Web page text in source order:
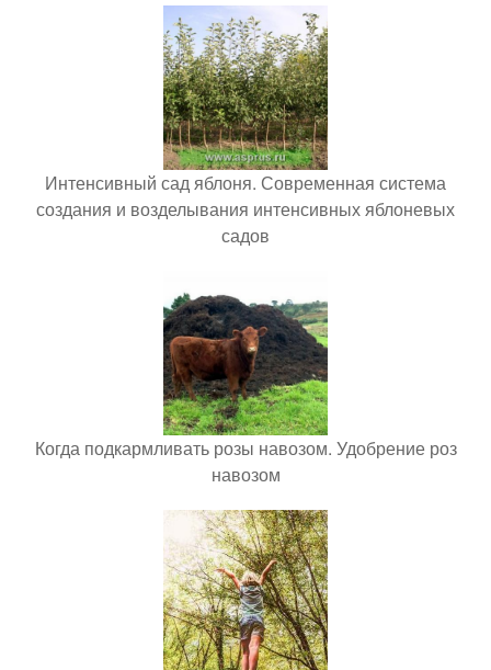
Интенсивный сад яблоня. Современная система
создания и возделывания интенсивных яблоневых
садов
Когда подкармливать розы навозом. Удобрение роз
навозом